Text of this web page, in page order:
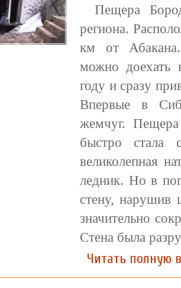
Пещера
региона.
км от
можно доехать
году и сразу
Впервые в
жемчуг. Пещера
быстро стала
великолепная
ледник. Но в
стену, нарушив
значительно
Стена была
Читать полную